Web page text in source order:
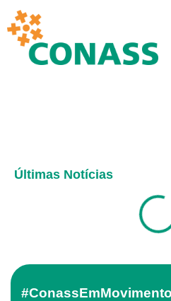
Últimas Notícias
#ConassEmMovimento